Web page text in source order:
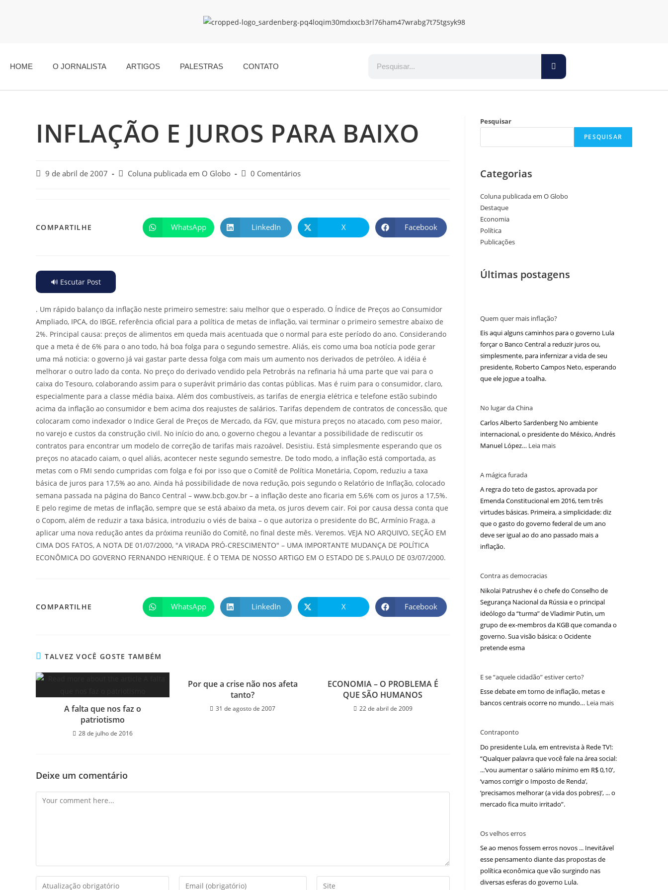
HOME O JORNALISTA ARTIGOS PALESTRAS CONTATO
INFLAÇÃO E JUROS PARA BAIXO
9 de abril de 2007 Coluna publicada em O Globo 0 Comentários
COMPARTILHE WhatsApp LinkedIn X Facebook
🔊 Escutar Post
. Um rápido balanço da inflação neste primeiro semestre: saiu melhor que o esperado. O Índice de Preços ao Consumidor
Ampliado, IPCA, do IBGE, referência oficial para a política de metas de inflação, vai terminar o primeiro semestre abaixo de
2%. Principal causa: preços de alimentos em queda mais acentuada que o normal para este período do ano. Considerando
que a meta é de 6% para o ano todo, há boa folga para o segundo semestre. Aliás, eis como uma boa notícia pode gerar
uma má noticia: o governo já vai gastar parte dessa folga com mais um aumento nos derivados de petróleo. A idéia é
melhorar o outro lado da conta. No preço do derivado vendido pela Petrobrás na refinaria há uma parte que vai para o
caixa do Tesouro, colaborando assim para o superávit primário das contas públicas. Mas é ruim para o consumidor, claro,
especialmente para a classe média baixa. Além dos combustíveis, as tarifas de energia elétrica e telefone estão subindo
acima da inflação ao consumidor e bem acima dos reajustes de salários. Tarifas dependem de contratos de concessão, que
colocaram como indexador o Indice Geral de Preços de Mercado, da FGV, que mistura preços no atacado, com peso maior,
no varejo e custos da construção civil. No início do ano, o governo chegou a levantar a possibilidade de rediscutir os
contratos para encontrar um modelo de correção de tarifas mais razoável. Desistiu. Está simplesmente esperando que os
preços no atacado caiam, o quel aliás, acontecer neste segundo semestre. De todo modo, a inflação está comportada, as
metas com o FMI sendo cumpridas com folga e foi por isso que o Comitê de Política Monetária, Copom, reduziu a taxa
básica de juros para 17,5% ao ano. Ainda há possibilidade de nova redução, pois segundo o Relatório de Inflação, colocado
semana passada na página do Banco Central – www.bcb.gov.br – a inflação deste ano ficaria em 5,6% com os juros a 17,5%.
E pelo regime de metas de inflação, sempre que se está abaixo da meta, os juros devem cair. Foi por causa dessa conta que
o Copom, além de reduzir a taxa básica, introduziu o viés de baixa – o que autoriza o presidente do BC, Armínio Fraga, a
aplicar uma nova redução antes da próxima reunião do Comitê, no final deste mês. Veremos. VEJA NO ARQUIVO, SEÇÃO EM
CIMA DOS FATOS, A NOTA DE 01/07/2000, "A VIRADA PRÓ-CRESCIMENTO" – UMA IMPORTANTE MUDANÇA DE POLÍTICA
ECONÔMICA DO GOVERNO FERNANDO HENRIQUE. É O TEMA DE NOSSO ARTIGO EM O ESTADO DE S.PAULO DE 03/07/2000.
COMPARTILHE WhatsApp LinkedIn X Facebook
TALVEZ VOCÊ GOSTE TAMBÉM
A falta que nos faz o
patriotismo
28 de julho de 2016
Por que a crise não nos afeta
tanto?
31 de agosto de 2007
ECONOMIA – O PROBLEMA É
QUE SÃO HUMANOS
22 de abril de 2009
Deixe um comentário
Pesquisar
PESQUISAR
Categorias
Coluna publicada em O Globo
Destaque
Economia
Política
Publicações
Últimas postagens
Quem quer mais inflação?
Eis aqui alguns caminhos para o governo Lula
forçar o Banco Central a reduzir juros ou,
simplesmente, para infernizar a vida de seu
presidente, Roberto Campos Neto, esperando
que ele jogue a toalha.
No lugar da China
Carlos Alberto Sardenberg No ambiente
internacional, o presidente do México, Andrés
Manuel López… Leia mais
A mágica furada
A regra do teto de gastos, aprovada por
Emenda Constitucional em 2016, tem três
virtudes básicas. Primeira, a simplicidade: diz
que o gasto do governo federal de um ano
deve ser igual ao do ano passado mais a
inflação.
Contra as democracias
Nikolai Patrushev é o chefe do Conselho de
Segurança Nacional da Rússia e o principal
ideólogo da “turma” de Vladimir Putin, um
grupo de ex-membros da KGB que comanda o
governo. Sua visão básica: o Ocidente
pretende esma
E se “aquele cidadão” estiver certo?
Esse debate em torno de inflação, metas e
bancos centrais ocorre no mundo… Leia mais
Contraponto
Do presidente Lula, em entrevista à Rede TV!:
“Qualquer palavra que você fale na área social:
...‘vou aumentar o salário mínimo em R$ 0,10′,
‘vamos corrigir o Imposto de Renda’,
‘precisamos melhorar (a vida dos pobres)’, ... o
mercado fica muito irritado”.
Os velhos erros
Se ao menos fossem erros novos ... Inevitável
esse pensamento diante das propostas de
política econômica que vão surgindo nas
diversas esferas do governo Lula.